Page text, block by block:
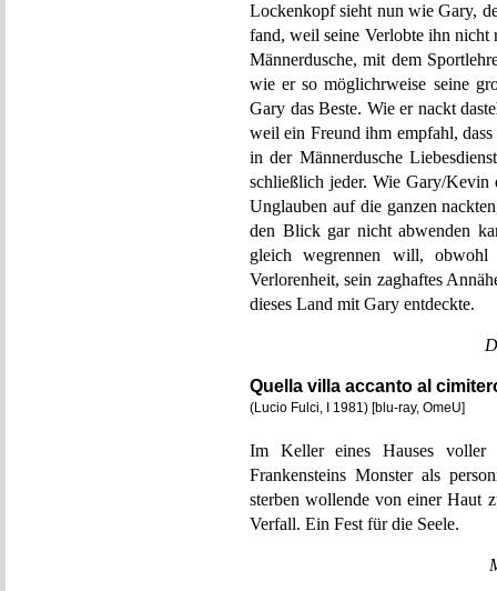
Lockenkopf sieht nun wie Gary,
fand, weil seine Verlobte ihn nicht
Männerdusche, mit dem
wie er so möglichrweise seine
Gary das Beste. Wie er nackt
weil ein Freund ihm empfahl, dass
in der Männerdusche
schließlich jeder. Wie Gary/Kevin
Unglauben auf die ganzen
den Blick gar nicht abwenden
gleich wegrennen will,
Verlorenheit, sein zaghaftes
dieses Land mit Gary entdeckte.
Quella villa accanto al
(Lucio Fulci, I 1981) [blu-ray, OmeU]
Im Keller eines Hauses voller
Frankensteins Monster als
sterben wollende von einer Haut
Verfall. Ein Fest für die Seele.